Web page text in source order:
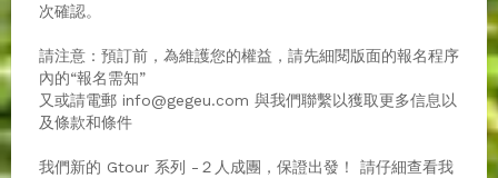
次確認。
請注意：預訂前，為維護您的權益，請先細閱版面的報名程序
內的“報名需知”
又或請電郵 info@gegeu.com 與我們聯繫以獲取更多信息以
及條款和條件
我們新的 Gtour 系列 -２人成團，保證出發！ 請仔細查看我